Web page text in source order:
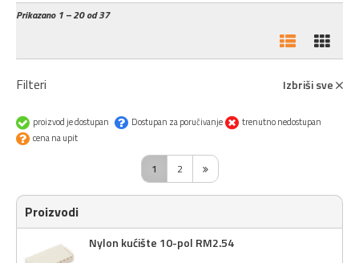
Prikazano1 – 20 od 37
Filteri Izbriši sve
proizvod je dostupan Dostupan za poručivanje
trenutno nedostupan
cena na upit
1 2
Proizvodi
Nylon kućište 10-pol RM2.54